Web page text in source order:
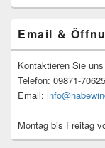
Email &
Kontaktieren Sie
Telefon: 09871-
Email:
Montag bis Freitag